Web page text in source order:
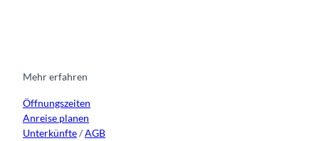
r
m
o
e
Mehr erfahren
Öffnungszeiten
Anreise planen
Unterkünfte/AGB